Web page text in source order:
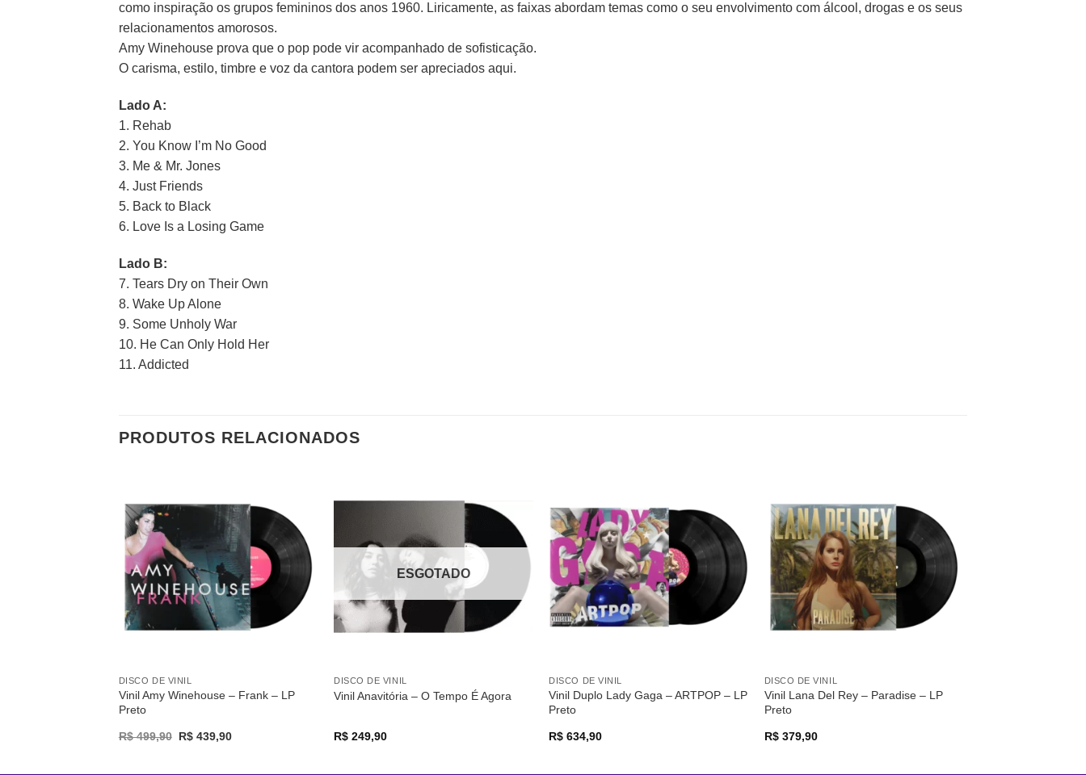
como inspiração os grupos femininos dos anos 1960. Liricamente, as faixas abordam temas como o seu envolvimento com álcool, drogas e os seus
relacionamentos amorosos.
Amy Winehouse prova que o pop pode vir acompanhado de sofisticação.
O carisma, estilo, timbre e voz da cantora podem ser apreciados aqui.
Lado A:
1. Rehab
2. You Know I’m No Good
3. Me & Mr. Jones
4. Just Friends
5. Back to Black
6. Love Is a Losing Game
Lado B:
7. Tears Dry on Their Own
8. Wake Up Alone
9. Some Unholy War
10. He Can Only Hold Her
11. Addicted
PRODUTOS RELACIONADOS
Adicionar
a lista de
desejos
DISCO DE VINIL
Vinil Amy Winehouse – Frank – LP
Preto
R$499,90 Original
R$ 439,90Current
Adicionar
a lista de
ESGOTADO
DISCO DE VINIL
Vinil Anavitória – O Tempo É Agora
R$ 249,90
Adicionar
a lista de
desejos
DISCO DE VINIL
Vinil Duplo Lady Gaga – ARTPOP – LP
Preto
R$ 634,90
Adicionar
a lista de
desejos
DISCO DE VINIL
Vinil Lana Del Rey – Paradise – LP
Preto
R$379,90